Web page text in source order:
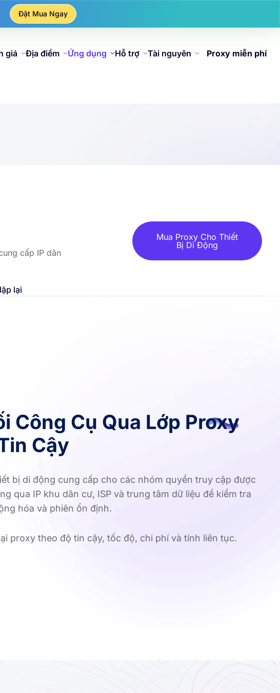
Đặt Mua Ngay
giá Địa điểm Ứng dụng Hỗ trợ Tài nguyên Proxy miễn phí
cấp IP dân
Mua Proxy Cho Thiết
Bị Di Động
lại
Công Cụ Qua Lớp Proxy
Cậy
bị di động cung cấp cho các nhóm quyền truy cập được
qua IP khu dân cư, ISP và trung tâm dữ liệu để kiểm tra
hóa và phiên ổn định.
proxy theo độ tin cậy, tốc độ, chi phí và tính liên tục.